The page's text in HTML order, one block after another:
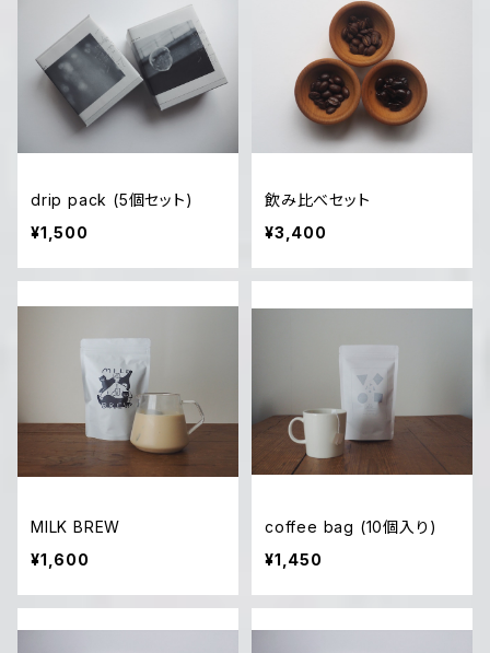
drip pack (5個セット)
¥1,500
飲み比べセット
¥3,400
MILK BREW
¥1,600
coffee bag (10個入り)
¥1,450